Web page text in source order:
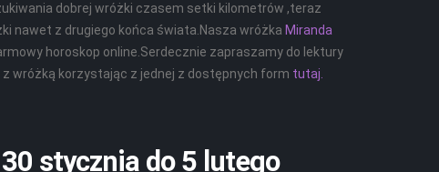
dobrej wróżki czasem setki kilometrów ,teraz
nawet z drugiego końca świata.Nasza wróżka Miranda
horoskop online.Serdecznie zapraszamy do lektury
wróżką korzystając z jednej z dostępnych form tutaj.
stycznia do 5 lutego